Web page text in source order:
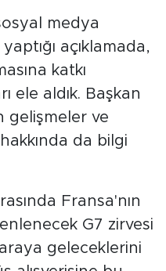
medya
açıklamada,
katkı
ele aldık. Başkan
gelişmeler ve
da bilgi
Fransa'nın
G7 zirvesi
geleceklerini